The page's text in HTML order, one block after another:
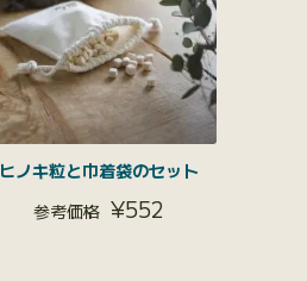
ヒノキ粒と巾着袋のセット
¥552